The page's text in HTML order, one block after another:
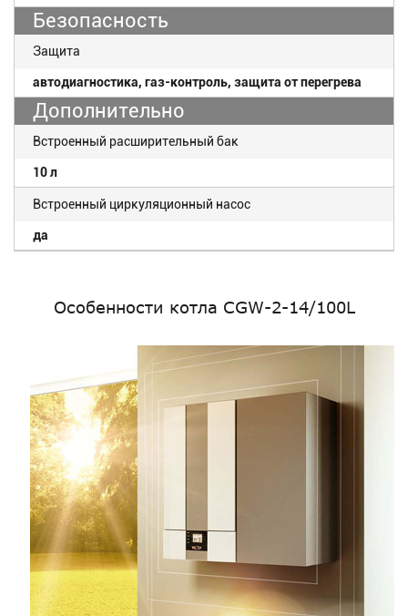
Безопасность
Защита
автодиагностика, газ-контроль, защита от перегрева
Дополнительно
Встроенный расширительный бак
10 л
Встроенный циркуляционный насос
да
Особенности котла CGW-2-14/100L